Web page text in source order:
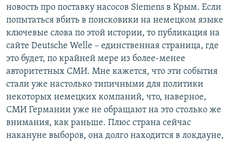
новость про поставку насосов Siemens в Крым. Если
попытаться вбить в поисковики на немецком языке
ключевые слова по этой истории, то публикация на
сайте Deutsche Welle – единственная страница, где
это будет, по крайней мере из более-менее
авторитетных СМИ. Мне кажется, что эти события
стали уже настолько типичными для политики
некоторых немецких компаний, что, наверное,
СМИ Германии уже не обращают на это столько же
внимания, как раньше. Плюс страна сейчас
накануне выборов, она долго находится в локдауне,